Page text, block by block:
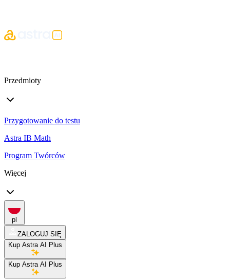
Przedmioty
Przygotowanie do testu
Astra IB Math
Program Twórców
Więcej
pl
ZALOGUJ SIĘ
Kup Astra AI Plus
Kup Astra AI Plus